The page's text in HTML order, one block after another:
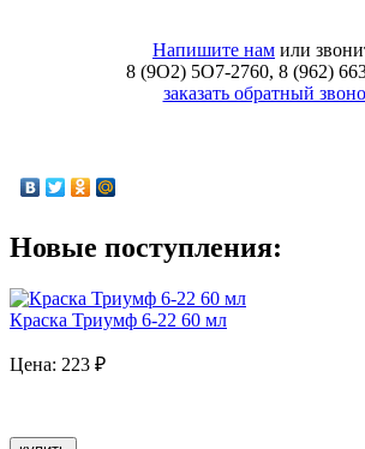
Напишите нам или
8 (9O2) 5O7-2760, 8 (962)
заказать обратный
Новые поступления:
Краска Триумф 6-22 60 мл
Цена: 223 ₽